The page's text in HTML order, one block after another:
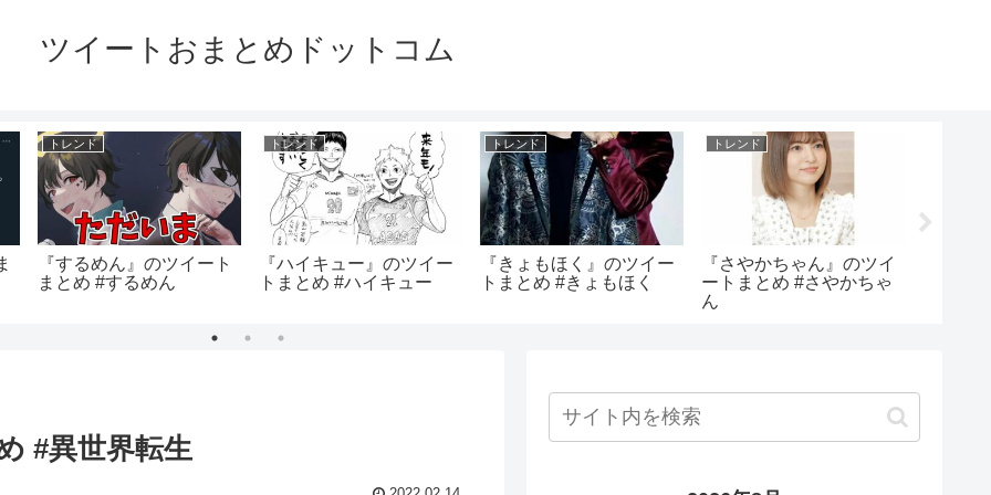
ツイートおまとめドットコム
トレンド
『するめん』のツイート
まとめ #するめん
トレンド
『ハイキュー』のツイー
トまとめ #ハイキュー
トレンド
『きょもほく』のツイー
トまとめ #きょもほく
トレンド
『さやかちゃん』のツイ
ートまとめ #さやかちゃ
ん
#異世界転生